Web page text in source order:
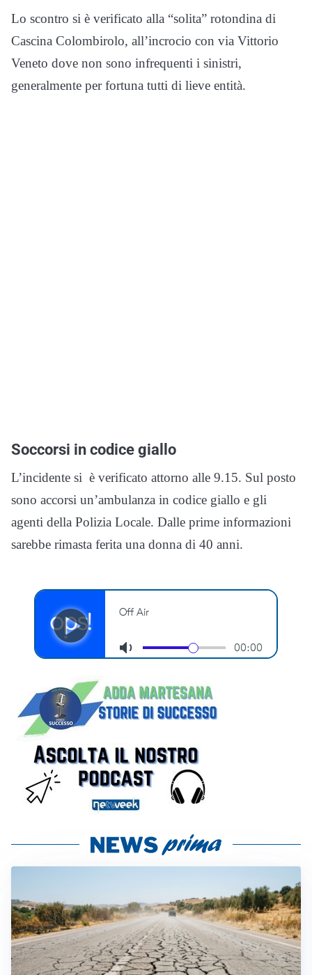
Lo scontro si è verificato alla “solita” rotondina di
Cascina Colombirolo, all’incrocio con via Vittorio
Veneto dove non sono infrequenti i sinistri,
generalmente per fortuna tutti di lieve entità.
Soccorsi in codice giallo
L’incidente si è verificato attorno alle 9.15. Sul posto
sono accorsi un’ambulanza in codice giallo e gli
agenti della Polizia Locale. Dalle prime informazioni
sarebbe rimasta ferita una donna di 40 anni.